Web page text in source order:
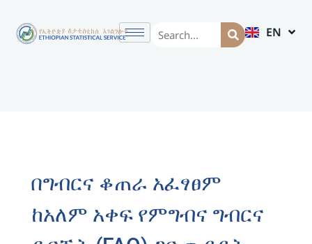
EN
AM
በግብርና ቆጠራ አፈፃፀም
ከአለም አቀፍ የምግብና ግብርና